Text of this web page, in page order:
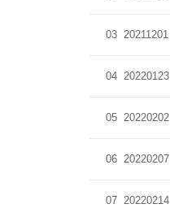
03 20211201
04 20220123
05 20220202
06 20220207
07 20220214